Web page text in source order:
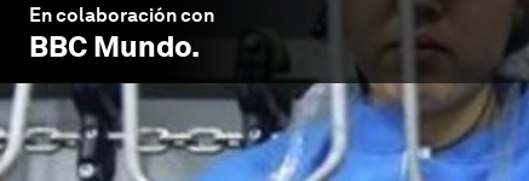
En colaboración con
BBC Mundo.